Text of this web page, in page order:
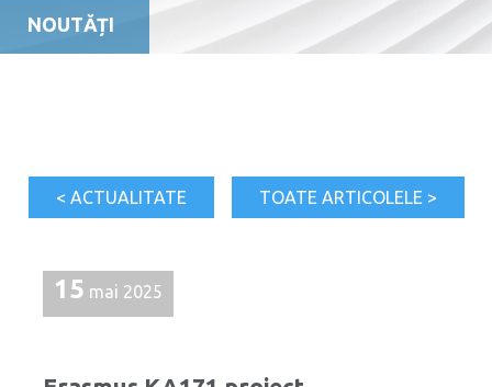
NOUTĂȚI
< ACTUALITATE TOATE ARTICOLELE >
15 mai 2025